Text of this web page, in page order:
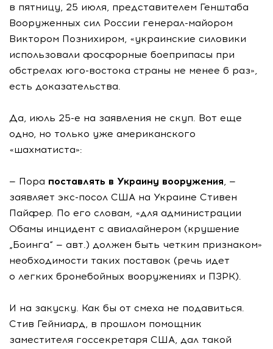
в пятницу, 25 июля, представителем Генштаба
Вооруженных сил России генерал-майором
Виктором Познихиром, «украинские силовики
использовали фосфорные боеприпасы при
обстрелах юго-востока страны не менее 6 раз»,
есть доказательства.
Да, июль 25-е на заявления не скуп. Вот еще
одно, но только уже американского
«шахматиста»:
— Пора поставлять в Украину вооружения, —
заявляет экс-посол США на Украине Стивен
Пайфер. По его словам, «для администрации
Обамы инцидент с авиалайнером (крушение
„Боинга“ — авт.) должен быть четким признаком»
необходимости таких поставок (речь идет
о легких бронебойных вооружениях и ПЗРК).
И на закуску. Как бы от смеха не подавиться.
Стив Гейниард, в прошлом помощник
заместителя госсекретаря США, дал такой